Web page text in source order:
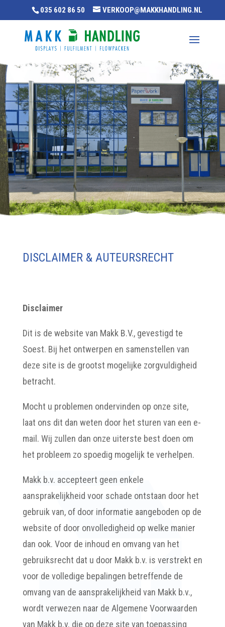
035 602 86 50 VERKOOP@MAKKHANDLING.NL
DISCLAIMER & AUTEURSRECHT
Disclaimer
Dit is de website van Makk B.V., gevestigd te
Soest. Bij het ontwerpen en samenstellen van
deze site is de grootst mogelijke zorgvuldigheid
betracht.
Mocht u problemen ondervinden op onze site,
laat ons dit dan weten door het sturen van een e-
mail. Wij zullen dan onze uiterste best doen om
het probleem zo spoedig mogelijk te verhelpen.
Makk b.v. accepteert geen enkele
aansprakelijkheid voor schade ontstaan door het
gebruik van, of door informatie aangeboden op de
website of door onvolledigheid op welke manier
dan ook. Voor de inhoud en omvang van het
gebruiksrecht dat u door Makk b.v. is verstrekt en
voor de volledige bepalingen betreffende de
omvang van de aansprakelijkheid van Makk b.v.,
wordt verwezen naar de Algemene Voorwaarden
van Makk b.v. die op deze site van toepassing